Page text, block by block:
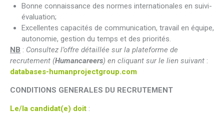
Bonne connaissance des normes internationales en suivi-
évaluation;
Excellentes capacités de communication, travail en équipe,
autonomie, gestion du temps et des priorités.
NB : Consultez l’offre détaillée sur la plateforme de
recrutement (Humancareers) en cliquant sur le lien suivant :
databases-humanprojectgroup.com
CONDITIONS GENERALES DU RECRUTEMENT
Le/la candidat(e) doit :